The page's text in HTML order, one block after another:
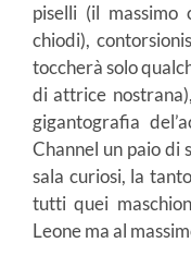
piselli (il
chiodi),
toccherà solo
di attrice
gigantografia
Channel un paio di
sala curiosi, la
tutti quei
Leone ma al